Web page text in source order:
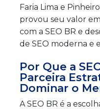
Faria Lima e
provou seu valor
com a SEO BR e
de SEO moderna e
Por Que a
Parceira
Dominar o
A SEO BR é a